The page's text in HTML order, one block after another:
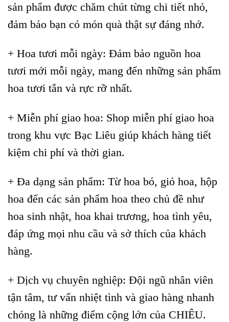
sản phẩm được chăm chút từng chi tiết nhỏ,
đảm bảo bạn có món quà thật sự đáng nhớ.
+ Hoa tươi mỗi ngày: Đảm bảo nguồn hoa
tươi mới mỗi ngày, mang đến những sản phẩm
hoa tươi tắn và rực rỡ nhất.
+ Miễn phí giao hoa: Shop miễn phí giao hoa
trong khu vực Bạc Liêu giúp khách hàng tiết
kiệm chi phí và thời gian.
+ Đa dạng sản phẩm: Từ hoa bó, giỏ hoa, hộp
hoa đến các sản phẩm hoa theo chủ đề như
hoa sinh nhật, hoa khai trương, hoa tình yêu,
đáp ứng mọi nhu cầu và sở thích của khách
hàng.
+ Dịch vụ chuyên nghiệp: Đội ngũ nhân viên
tận tâm, tư vấn nhiệt tình và giao hàng nhanh
chóng là những điểm cộng lớn của CHIÊU.